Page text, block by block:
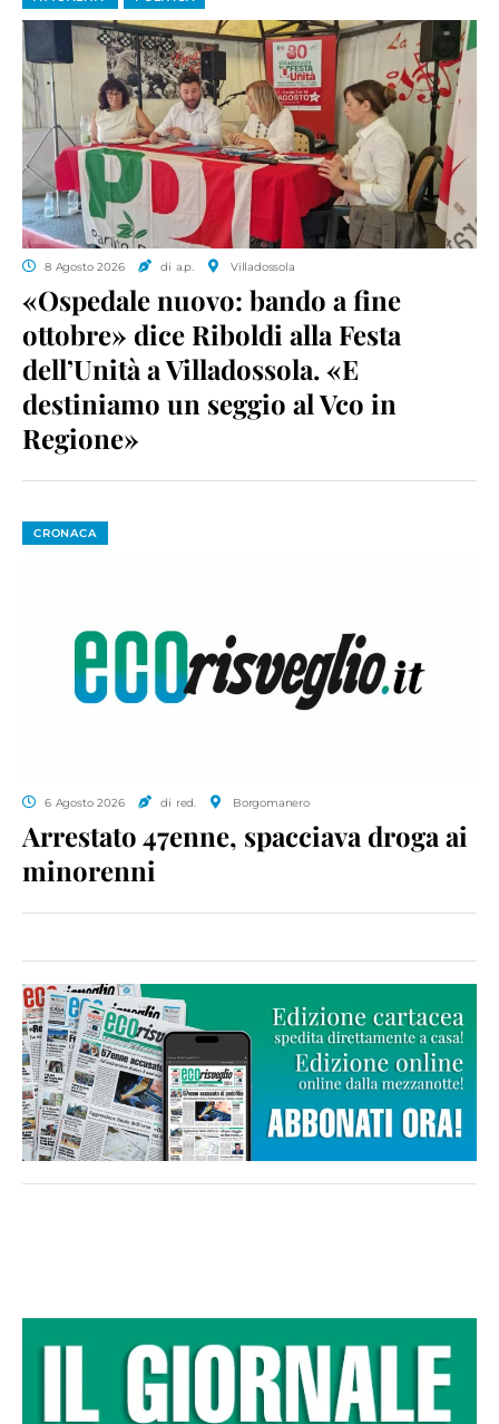
8 Agosto 2026 di a.p. Villadossola
«Ospedale nuovo: bando a fine
ottobre» dice Riboldi alla Festa
dell’Unità a Villadossola. «E
destiniamo un seggio al Vco in
Regione»
CRONACA
6 Agosto 2026 di red. Borgomanero
Arrestato 47enne, spacciava droga ai
minorenni